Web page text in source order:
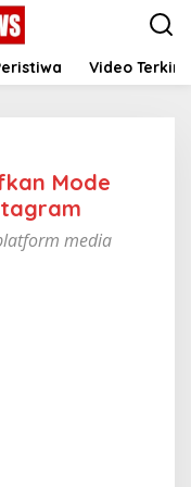
Video Terkini
Mode
media